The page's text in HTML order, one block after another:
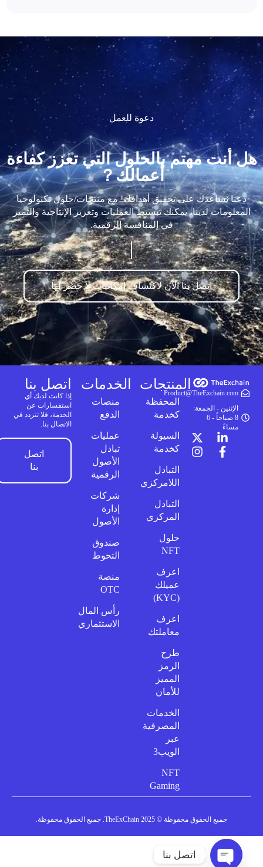
دعوة للعمل
هل أنت مهتم بالحلول التي تعزز كفاءة
أعمالك？
دعنا نساعدك على تحقيق أهدافك! مع منتجات/حلول تكنولوجيا
المعلومات لدينا، يمكنك تبسيط العمليات وتعزيز الإنتاجية والتميز
في المنافسة الرقمية.
اتصل بنا الآن لاكتشاف إمكانيات لا حصر لها
Product@TheExchain.com
الإثنين - الجمعة:
8 صباحاً - 6
مساءً
المنتجات
المحفظة
كخدمة
السيولة
كخدمة
التبادل
اللامركزي
التبادل
المركزي
حلول
NFT
اعرف
عميلك
اعرف
معاملتك
طرح
الرمز
المميز
للأمان
الخدمات
المصرفية
عبر
الويب3
NFT
Gaming
الخدمات
منصات
الدفع
عمليات
تبادل
الأصول
الرقمية
شركات
إدارة
الأصول
صندوق
التحوط
منصة
OTC
رأس المال
الاستثماري
اتصل بنا
إذا كانت لديك أي
استفسارات عن
الخدمة، فلا تتردد في
الاتصال بنا.
اتصل
بنا
جميع الحقوق محفوظة © 2025 TheExChain. جميع الحقوق محفوظة.
اتصل بنا